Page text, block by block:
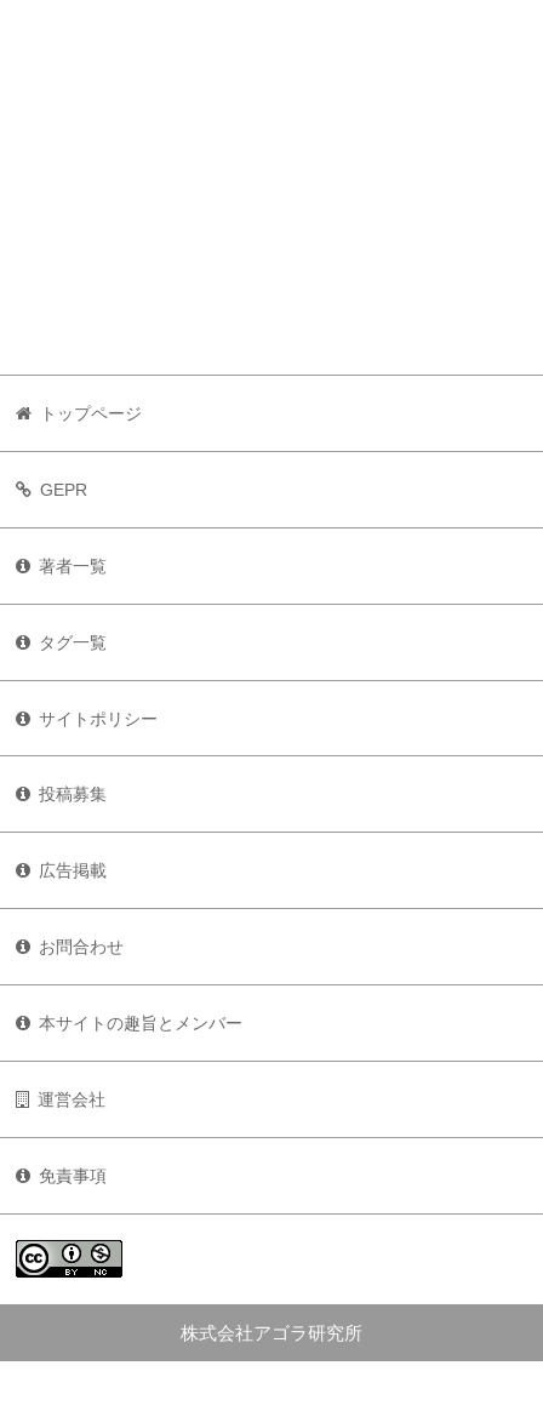
トップページ
GEPR
著者一覧
タグ一覧
サイトポリシー
投稿募集
広告掲載
お問合わせ
本サイトの趣旨とメンバー
運営会社
免責事項
株式会社アゴラ研究所